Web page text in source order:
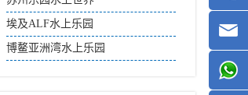
埃及ALF水上乐园
博鳌亚洲湾水上乐园